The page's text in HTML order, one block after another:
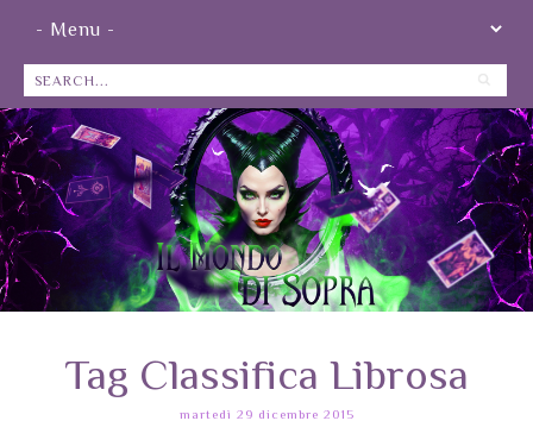
Tag Classifica Librosa
martedì 29 dicembre 2015